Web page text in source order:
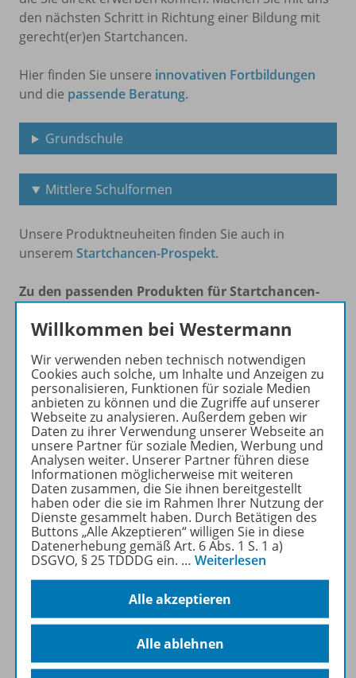
den nächsten Schritt in Richtung einer Bildung mit
gerecht(er)en Startchancen.
Hier finden Sie unsere innovativen Fortbildungen
und die passende Beratung.
Grundschule
Mittlere Schulformen
Unsere Produktneuheiten finden Sie auch in
unserem Startchancen-Prospekt.
Zu den passenden Produkten für Startchancen-
Basiskompetenzen Deutsch: Lesen & Schreiben
Lektüren
Basiskompetenzen Mathematik: Rechnen
Deutsch als Zweitsprache
Berufsorientierung
Demokratiebildung
Medienbildung
Gymnasium
Willkommen bei Westermann
Wir verwenden neben technisch notwendigen
Cookies auch solche, um Inhalte und Anzeigen zu
personalisieren, Funktionen für soziale Medien
anbieten zu können und die Zugriffe auf unserer
Webseite zu analysieren. Außerdem geben wir
Daten zu ihrer Verwendung unserer Webseite an
unsere Partner für soziale Medien, Werbung und
Analysen weiter. Unserer Partner führen diese
Informationen möglicherweise mit weiteren
Daten zusammen, die Sie ihnen bereitgestellt
haben oder die sie im Rahmen Ihrer Nutzung der
Dienste gesammelt haben. Durch Betätigen des
Buttons „Alle Akzeptieren“ willigen Sie in diese
Datenerhebung gemäß Art. 6 Abs. 1 S. 1 a)
DSGVO, § 25 TDDDG ein. … Weiterlesen
Alle akzeptieren
Alle ablehnen